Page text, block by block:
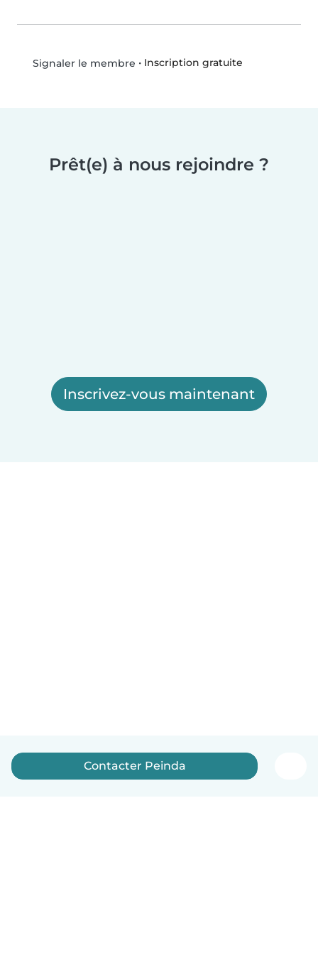
Signaler le membre • Inscription gratuite
Prêt(e) à nous rejoindre ?
Inscrivez-vous maintenant
Contacter Peinda